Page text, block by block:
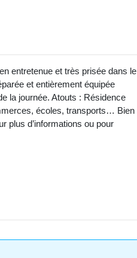
entretenue et très prisée dans le
et entièrement équipée
la journée. Atouts : Résidence
écoles, transports… Bien
plus d’informations ou pour